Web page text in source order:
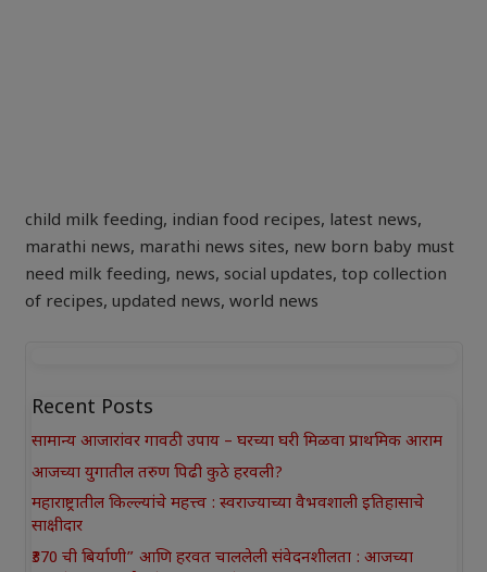
child milk feeding, indian food recipes, latest news,
marathi news, marathi news sites, new born baby must
need milk feeding, news, social updates, top collection
of recipes, updated news, world news
Recent Posts
सामान्य आजारांवर गावठी उपाय – घरच्या घरी मिळवा प्राथमिक आराम
आजच्या युगातील तरुण पिढी कुठे हरवली?
महाराष्ट्रातील किल्ल्यांचे महत्त्व : स्वराज्याच्या वैभवशाली इतिहासाचे
साक्षीदार
₹370 ची बिर्याणी” आणि हरवत चाललेली संवेदनशीलता : आजच्या